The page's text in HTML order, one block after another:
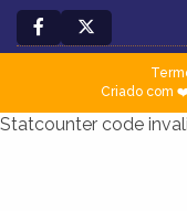
Criado com
Statcounter code